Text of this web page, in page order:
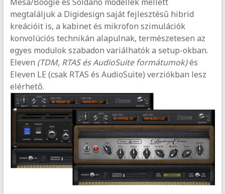
megtaláljuk a Digidesign saját fejlesztésű hibrid
kreációit is, a kabinet és mikrofon szimulációk
konvolúciós technikán alapulnak, természetesen az
egyes modulok szabadon variálhatók a setup-okban.
Eleven (TDM, RTAS és AudioSuite formátumok)és
Eleven LE (csak RTAS és AudioSuite) verziókban lesz
elérhető.